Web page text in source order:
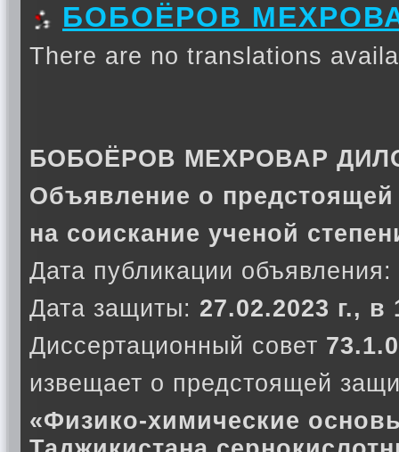
БОБОЁРОВ
There are no translations
БОБОЁРОВ МЕХРОВАР
Объявление о предстоящей
на соискание ученой
Дата публикации объявления:
Дата защиты: 27.02.2023 г., в
Диссертационный совет
извещает о предстоящей
«Физико-химические